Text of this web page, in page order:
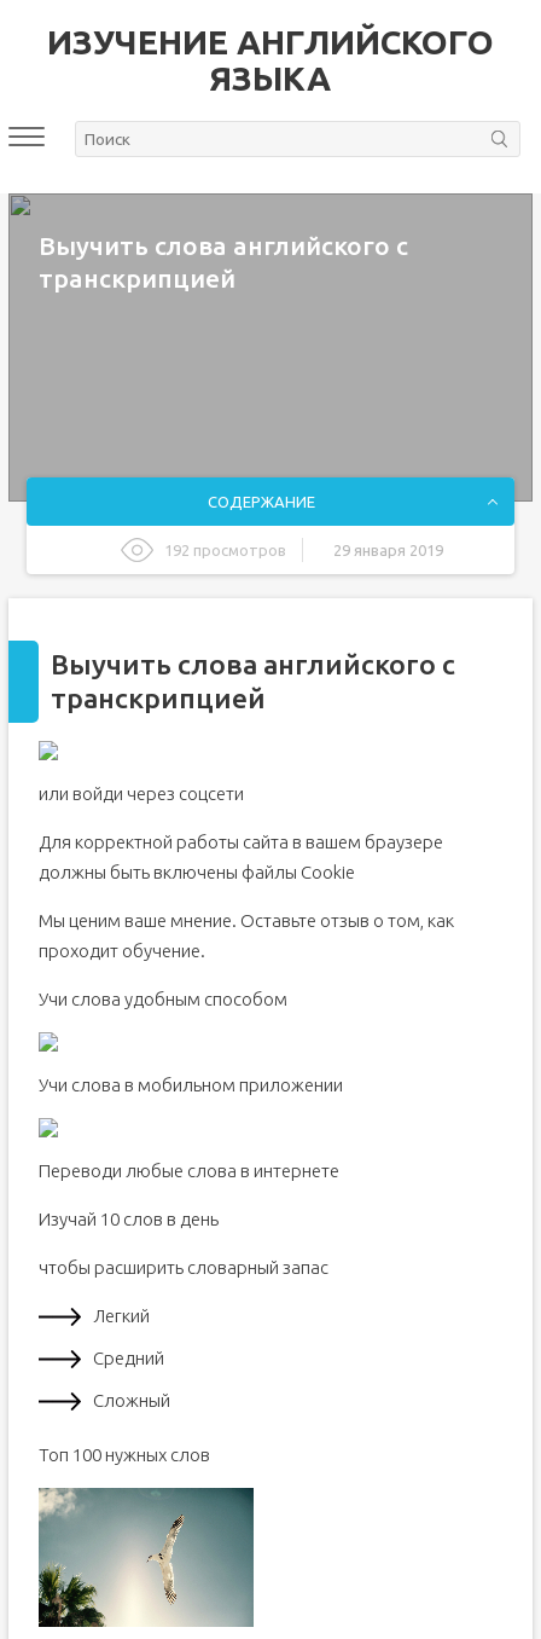
ИЗУЧЕНИЕ АНГЛИЙСКОГО
ЯЗЫКА
Выучить слова английского с
транскрипцией
СОДЕРЖАНИЕ
192 просмотров 29 января 2019
Английские слова для изучения на каждый день:
полезная лексика и советы для запоминания
Советы по изучению английской лексики
Выучить слова английского с
транскрипцией
или войди через соцсети
Для корректной работы сайта в вашем браузере
должны быть включены файлы Сookie
Мы ценим ваше мнение. Оставьте отзыв о том, как
проходит обучение.
Учи слова удобным способом
Учи слова в мобильном приложении
Переводи любые слова в интернете
Изучай 10 слов в день
чтобы расширить словарный запас
Легкий
Средний
Сложный
Toп 100 нужных слов